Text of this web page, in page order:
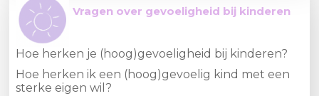
Vragen over gevoeligheid bij kinderen
Hoe herken je (hoog)gevoeligheid bij kinderen?
Hoe herken ik een (hoog)gevoelig kind met een
sterke eigen wil?